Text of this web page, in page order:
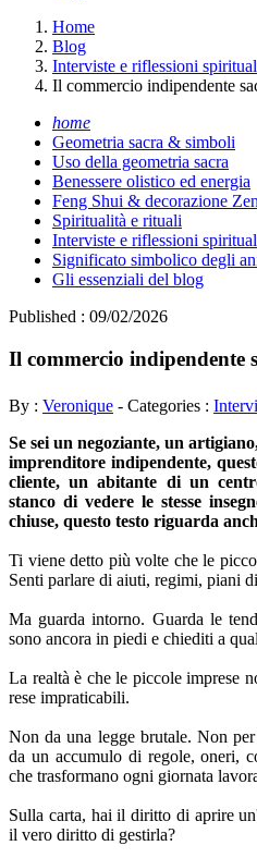
Home
Blog
Interviste e riflessioni
Il commercio indipendente
home
Geometria sacra & simboli
Uso della geometria sacra
Benessere olistico ed energia
Feng Shui & decorazione Zen
Spiritualità e rituali
Interviste e riflessioni
Significato simbolico degli
Gli essenziali del blog
Published : 09/02/2026
Il commercio indipendente
By : Veronique - Categories :
Se sei un negoziante, un
imprenditore indipendente,
cliente, un abitante di un
stanco di vedere le stesse
chiuse, questo testo riguarda
Ti viene detto più volte che le
Senti parlare di aiuti, regimi, piani
Ma guarda intorno. Guarda le
sono ancora in piedi e chiediti a
La realtà è che le piccole imprese
rese impraticabili.
Non da una legge brutale. Non
da un accumulo di regole, oneri,
che trasformano ogni giornata
Sulla carta, hai il diritto di aprire
il vero diritto di gestirla?